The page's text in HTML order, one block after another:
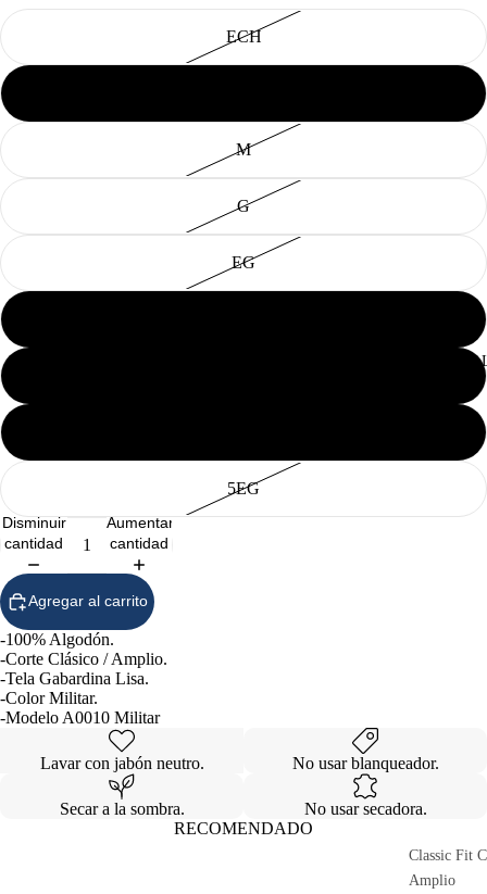
Classic Fit
Amplio
ECH
M
G
EG
5EG
Disminuir
cantidad
Aumentar
cantidad
Agregar al carrito
-100% Algodón.
-Corte Clásico / Amplio.
-Tela Gabardina Lisa.
-Color Militar.
-Modelo A0010 Militar
Lavar con jabón neutro. No usar blanqueador.
Secar a la sombra.
No usar secadora.
RECOMENDADO